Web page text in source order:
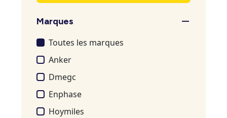
Marques
Toutes les marques
Anker
Dmegc
Enphase
Hoymiles